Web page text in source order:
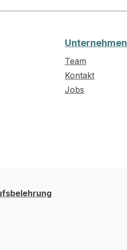
Unternehmen
Team
Kontakt
Jobs